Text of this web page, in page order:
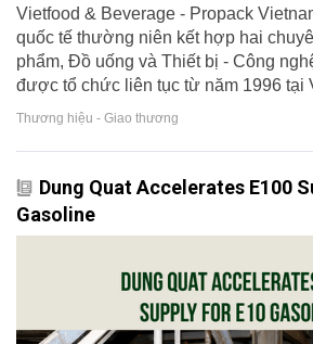
Vietfood & Beverage - Propack
quốc tế thường niên kết hợp hai
phẩm, Đồ uống và Thiết bị - Công
được tổ chức liên tục từ năm 1996 tại
Thương hiệu - Giao thương
Dung Quat Accelerates E100
Gasoline